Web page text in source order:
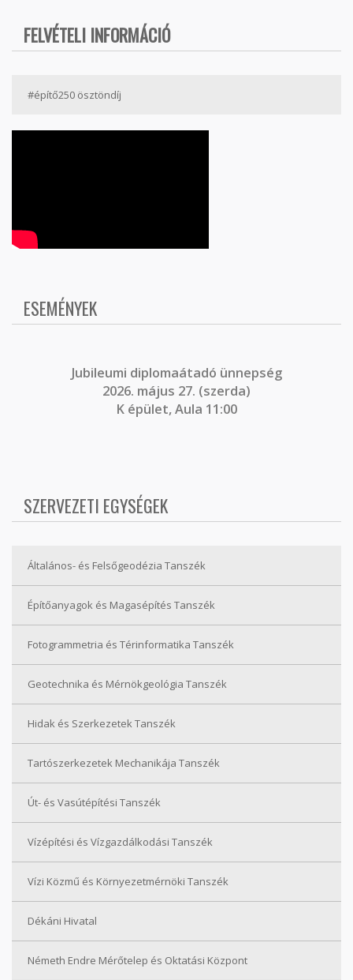
FELVÉTELI INFORMÁCIÓ
#építő250 ösztöndíj
ESEMÉNYEK
Jubileumi diplomaátadó ünnepség
2026. május 27. (szerda)
K épület, Aula 11:00
SZERVEZETI EGYSÉGEK
Általános- és Felsőgeodézia Tanszék
Építőanyagok és Magasépítés Tanszék
Fotogrammetria és Térinformatika Tanszék
Geotechnika és Mérnökgeológia Tanszék
Hidak és Szerkezetek Tanszék
Tartószerkezetek Mechanikája Tanszék
Út- és Vasútépítési Tanszék
Vízépítési és Vízgazdálkodási Tanszék
Vízi Közmű és Környezetmérnöki Tanszék
Dékáni Hivatal
Németh Endre Mérőtelep és Oktatási Központ